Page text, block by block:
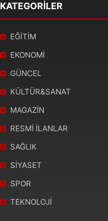
KATEGORİLER
EĞİTİM
EKONOMİ
GÜNCEL
KÜLTÜR&SANAT
MAGAZİN
RESMİ İLANLAR
SAĞLIK
SİYASET
SPOR
TEKNOLOJİ